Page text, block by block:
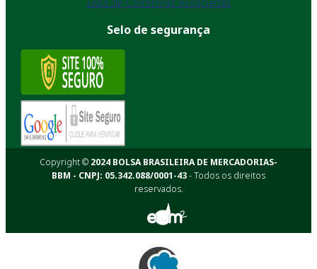
Selo de segurança
Copyright © 2024 BOLSA BRASILEIRA DE MERCADORIAS-
BBM - CNPJ: 05.342.088/0001-43- Todos os direitos
reservados.